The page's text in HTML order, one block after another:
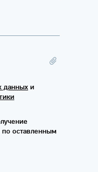
данных и
оставленным